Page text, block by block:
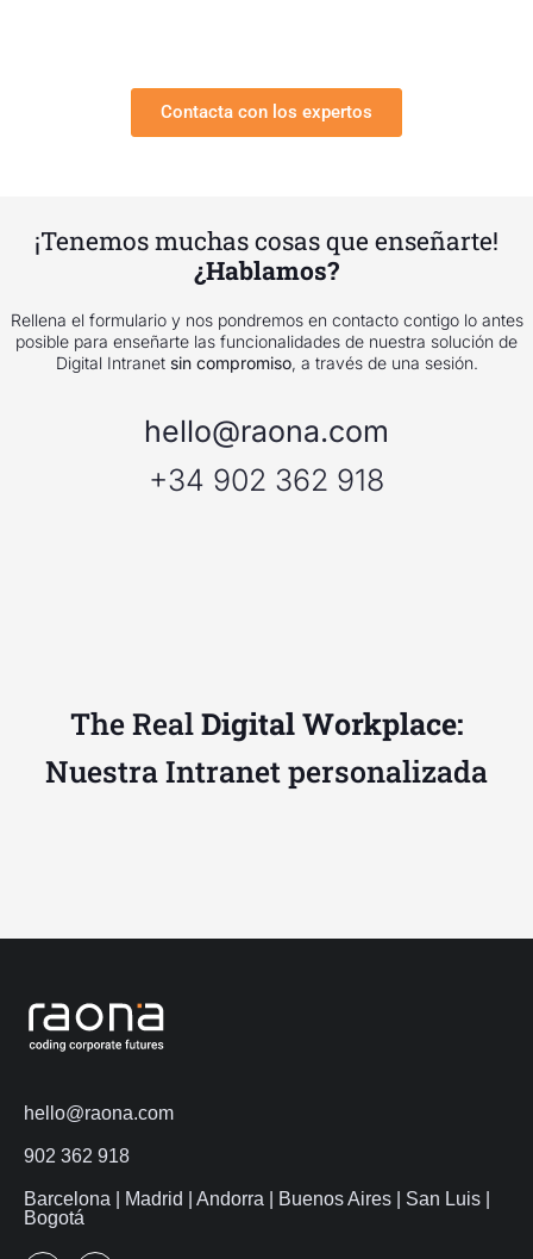
Contacta con los expertos
¡Tenemos muchas cosas que enseñarte!
¿Hablamos?
Rellena el formulario y nos pondremos en contacto contigo lo antes
posible para enseñarte las funcionalidades de nuestra solución de
Digital Intranet sin compromiso, a través de una sesión.
hello@raona.com
+34 902 362 918
The RealDigital Workplace:
Nuestra Intranet personalizada
hello@raona.com
902 362 918
Barcelona | Madrid | Andorra | Buenos Aires | San Luis |
Bogotá